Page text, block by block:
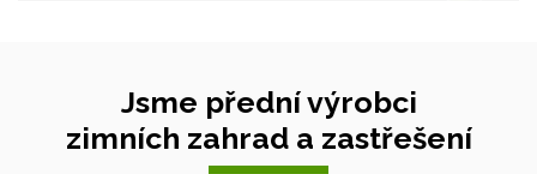
Jsme přední výrobci
zimních zahrad a zastřešení